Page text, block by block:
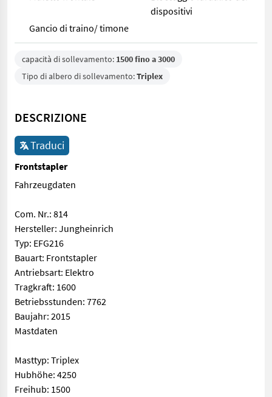
dispositivi
Gancio di traino/ timone
capacità di sollevamento: 1500 fino a 3000
Tipo di albero di sollevamento:Triplex
DESCRIZIONE
Traduci
Frontstapler
Fahrzeugdaten
Com. Nr.: 814
Hersteller: Jungheinrich
Typ: EFG216
Bauart: Frontstapler
Antriebsart: Elektro
Tragkraft: 1600
Betriebsstunden: 7762
Baujahr: 2015
Mastdaten
Masttyp: Triplex
Hubhöhe: 4250
Freihub: 1500